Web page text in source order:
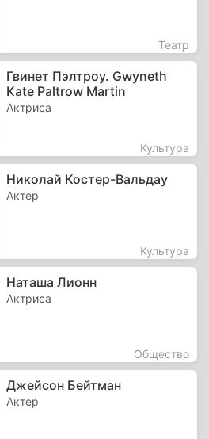
Театр
Гвинет Пэлтроу. Gwyneth
Kate Paltrow Martin
Актриса
Культура
Николай Костер-Вальдау
Актер
Культура
Наташа Лионн
Актриса
Общество
Джейсон Бейтман
Актер